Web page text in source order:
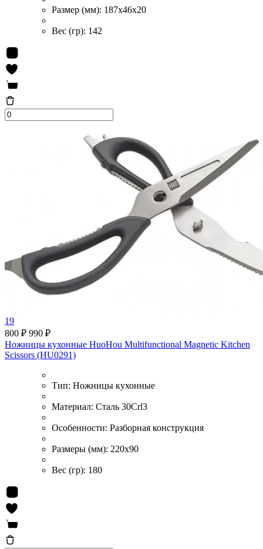
Размер (мм): 187х46х20
Вес (гр): 142
19
800 ₽ 990 ₽
Ножницы кухонные HuoHou Multifunctional Magnetic Kitchen
Scissors (HU0291)
Тип: Ножницы кухонные
Материал: Сталь 30Crl3
Особенности: Разборная конструкция
Размеры (мм): 220x90
Вес (гр): 180